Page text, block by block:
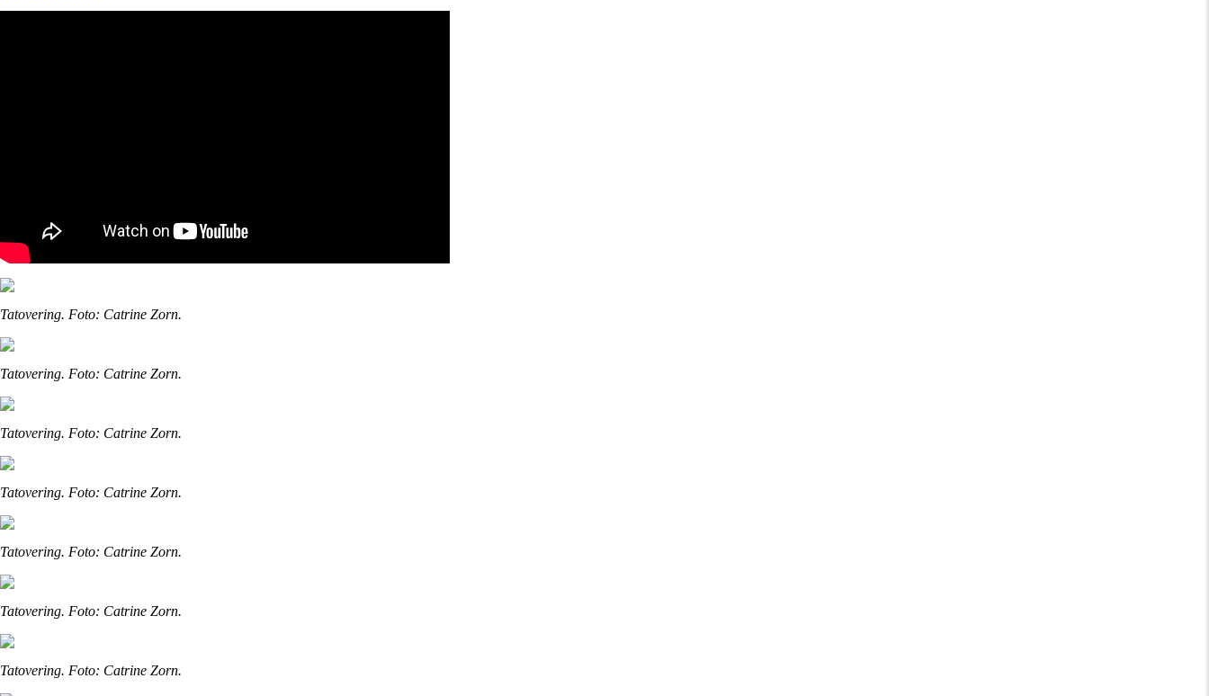
Tatovering. Foto: Catrine Zorn.
Tatovering. Foto: Catrine Zorn.
Tatovering. Foto: Catrine Zorn.
Tatovering. Foto: Catrine Zorn.
Tatovering. Foto: Catrine Zorn.
Tatovering. Foto: Catrine Zorn.
Tatovering. Foto: Catrine Zorn.